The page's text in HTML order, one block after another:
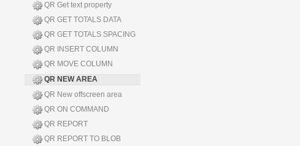
QR Get text property
QR GET TOTALS DATA
QR GET TOTALS SPACING
QR INSERT COLUMN
QR MOVE COLUMN
QR NEW AREA
QR New offscreen area
QR ON COMMAND
QR REPORT
QR REPORT TO BLOB